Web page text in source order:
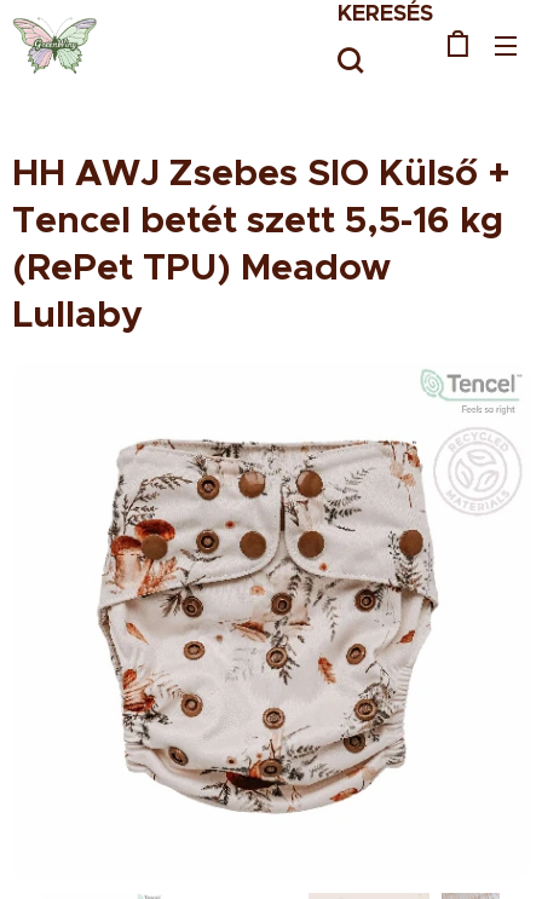
KERESÉS
HH AWJ Zsebes SIO Külső +
Tencel betét szett 5,5-16 kg
(RePet TPU) Meadow
Lullaby